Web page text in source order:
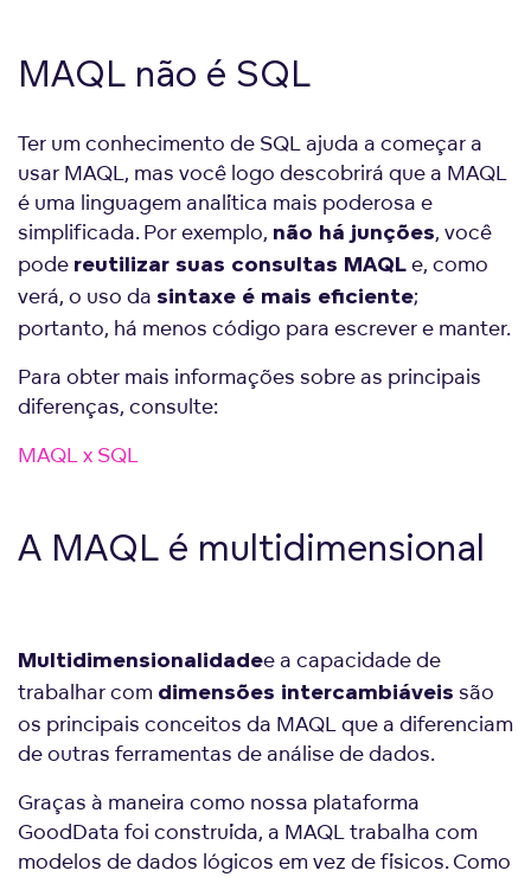
MAQL não é SQL
Ter um conhecimento de SQL ajuda a começar a
usar MAQL, mas você logo descobrirá que a MAQL
é uma linguagem analítica mais poderosa e
simplificada. Por exemplo, não há junções, você
pode reutilizar suas consultas MAQL e, como
verá, o uso da sintaxe é mais eficiente;
portanto, há menos código para escrever e manter.
Para obter mais informações sobre as principais
diferenças, consulte:
MAQL x SQL
A MAQL é multidimensional
Multidimensionalidadee a capacidade de
trabalhar com dimensões intercambiáveis são
os principais conceitos da MAQL que a diferenciam
de outras ferramentas de análise de dados.
Graças à maneira como nossa plataforma
GoodData foi construída, a MAQL trabalha com
modelos de dados lógicos em vez de físicos. Como